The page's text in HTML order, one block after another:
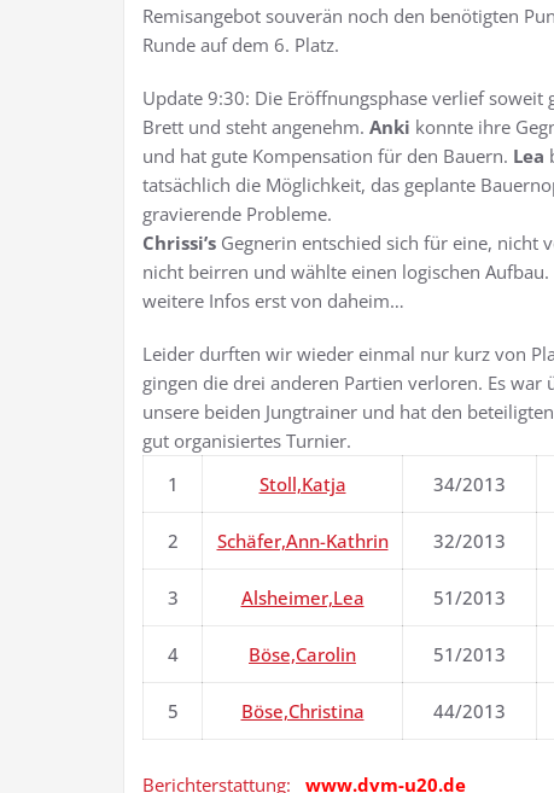
Remisangebot souverän noch den benötigten
Runde auf dem 6. Platz.
Update 9:30: Die Eröffnungsphase verlief soweit
Brett und steht angenehm. Anki konnte ihre
und hat gute Kompensation für den Bauern. Lea
tatsächlich die Möglichkeit, das geplante
gravierende Probleme.
Chrissi’s Gegnerin entschied sich für eine, nicht
nicht beirren und wählte einen logischen
weitere Infos erst von daheim…
Leider durften wir wieder einmal nur kurz von
gingen die drei anderen Partien verloren. Es
unsere beiden Jungtrainer und hat den
gut organisiertes Turnier.
1
Stoll,Katja 34/2013
2 Schäfer,Ann-Kathrin 32/2013
3 Alsheimer,Lea 51/2013
4 Böse,Carolin 51/2013
5 Böse,Christina 44/2013
Berichterstattung: www.dvm-u20.de